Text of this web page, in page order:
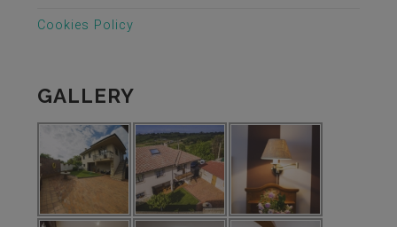
Cookies Policy
GALLERY